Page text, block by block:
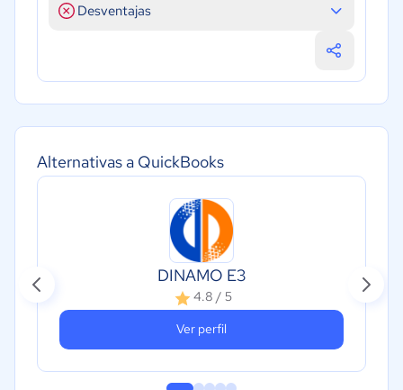
Alternativas a QuickBooks
DINAMO E3
4.8 / 5
Ver perfil
Desventajas